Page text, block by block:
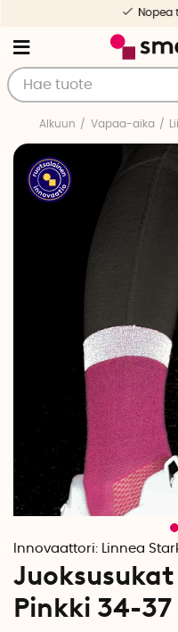
Nopea
Alkuun Vapaa-aika
Innovaattori: Linnea
Pinkki 34-37